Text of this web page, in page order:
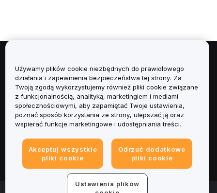
Informacje
Usługi
Obsługa Klienta
Informacje prawne
Używamy plików cookie niezbędnych do prawidłowego
działania i zapewnienia bezpieczeństwa tej strony. Za
Twoją zgodą wykorzystujemy również pliki cookie związane
z funkcjonalnością, analityką, marketingiem i mediami
społecznościowymi, aby zapamiętać Twoje ustawienia,
poznać sposób korzystania ze strony, ulepszać ją oraz
wspierać funkcje marketingowe i udostępniania treści.
Akceptuj wszystkie
pliki cookie
Odrzuć dodatkowe
pliki cookie
Ustawienia plików